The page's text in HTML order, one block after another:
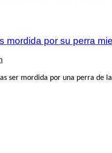
mordida por su perra
ser mordida por una perra de